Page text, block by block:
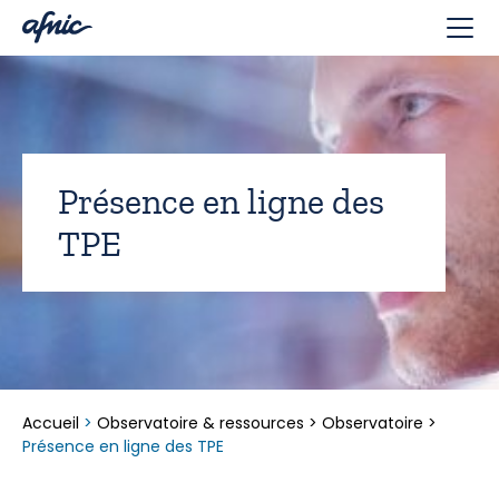
Présence en ligne des
TPE
Accueil > Observatoire & ressources > Observatoire >
Présence en ligne des TPE
Panneau de gestion des cookies